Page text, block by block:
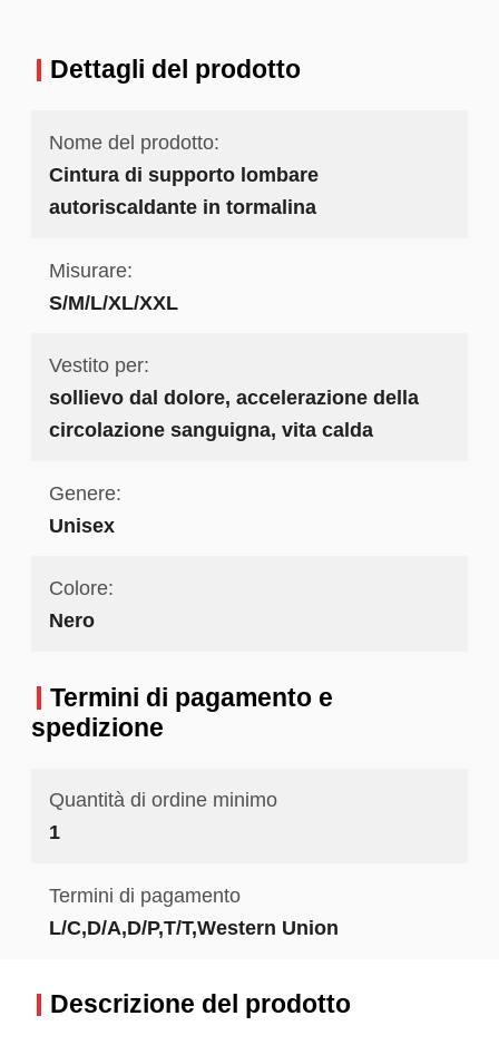
Dettagli del prodotto
Nome del prodotto:
Cintura di supporto lombare
autoriscaldante in tormalina
Misurare:
S/M/L/XL/XXL
Vestito per:
sollievo dal dolore, accelerazione della
circolazione sanguigna, vita calda
Genere:
Unisex
Colore:
Nero
Termini di pagamento e
spedizione
Quantità di ordine minimo
1
Termini di pagamento
L/C,D/A,D/P,T/T,Western Union
Descrizione del prodotto